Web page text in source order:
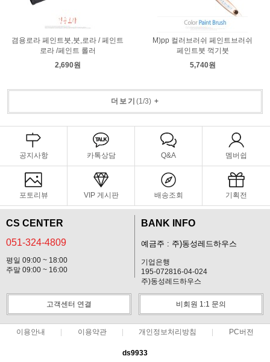
겸용로라 페인트붓,붓,로라 / 페인트
로라 /페인트 롤러
2,690원
M)pp 컬러브러쉬 페인트브러쉬
페인트붓 꺽기붓
5,740원
더보기 (1/3)+
공지사항 카톡상담 Q&A 멤버쉽
포토리뷰 VIP 게시판 배송조회 기획전
CS CENTER
051-324-4809
평일 09:00 ~ 18:00
주말 09:00 ~ 16:00
BANK INFO
예금주 : 주)동성레드하우스
기업은행
195-072816-04-024
주)동성레드하우스
고객센터 연결 비회원 1:1 문의
이용안내 이용약관 개인정보처리방침 PC버전
ds9933